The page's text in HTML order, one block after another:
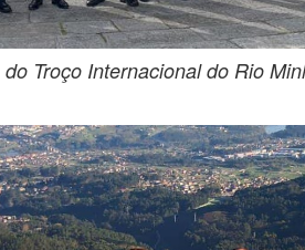
Troço Internacional do Rio